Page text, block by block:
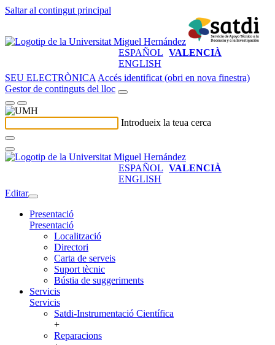
Saltar al contingut principal
ESPAÑOL VALENCIÀ
ENGLISH
SEU ELECTRÒNICA Accés identificat (obri en nova finestra)
Gestor de continguts del lloc
Introdueix la teua cerca
ESPAÑOL VALENCIÀ
ENGLISH
Editar
Presentació
Presentació
Localització
Directori
Carta de serveis
Suport tècnic
Bústia de suggeriments
Servicis
Servicis
Satdi-Instrumentació Científica
+
Reparacions